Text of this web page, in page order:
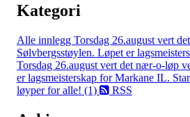
Kategori
Alle innlegg Torsdag 26.august vert
Sølvbergsstøylen. Løpet er
Torsdag 26.august vert det nær-o-løp
er lagsmeisterskap for Markane IL.
løyper for alle! (1)
RSS